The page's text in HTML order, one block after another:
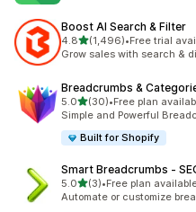
Boost AI Search & Filter
4.8เต็ม 5 ดาว
(1,496)
ทั้งหมด 1496 รีวิว
•Free trial
Grow sales with search &
Breadcrumbs &
5.0เต็ม 5 ดาว
(30)
ทั้งหมด 30 รีวิว
•Free plan
Simple and Powerful
Built for Shopify
Smart Breadcrumbs ‑
5.0เต็ม 5 ดาว
(3)
ทั้งหมด 3 รีวิว
•Free plan
Automate or customize